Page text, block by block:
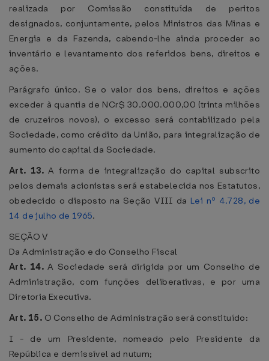
realizada por Comissão constituída de peritos
designados, conjuntamente, pelos Ministros das Minas e
Energia e da Fazenda, cabendo-lhe ainda proceder ao
inventário e levantamento dos referidos bens, direitos e
ações.
Parágrafo único. Se o valor dos bens, direitos e ações
exceder à quantia de NCr$ 30.000.000,00 (trinta milhões
de cruzeiros novos), o excesso será contabilizado pela
Sociedade, como crédito da União, para integralização de
aumento do capital da Sociedade.
Art. 13.A forma de integralização do capital subscrito
pelos demais acionistas será estabelecida nos Estatutos,
obedecido o disposto na Seção VIII da Lei nº 4.728, de
14 de julho de 1965.
SEÇÃO V
Da Administração e do Conselho Fiscal
Art. 14.A Sociedade será dirigida por um Conselho de
Administração, com funções deliberativas, e por uma
Diretoria Executiva.
Art. 15. O Conselho de Administração será constituído:
I - de um Presidente, nomeado pelo Presidente da
República e demissível ad nutum;